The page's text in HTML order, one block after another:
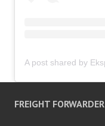
FREIGHT FORWARDER